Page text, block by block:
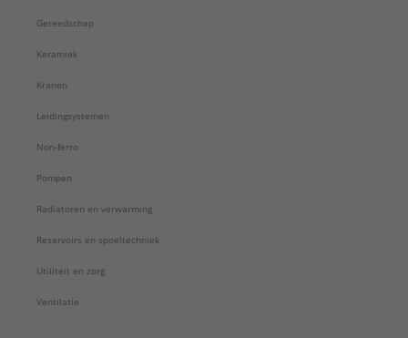
Gereedschap
Keramiek
Kranen
Leidingsystemen
Non-ferro
Pompen
Radiatoren en verwarming
Reservoirs en spoeltechniek
Utiliteit en zorg
Ventilatie